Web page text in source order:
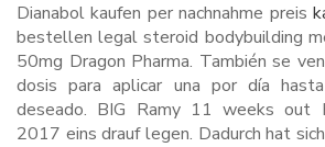
Dianabol kaufen per nachnahme preis
bestellen legal steroid bodybuilding
50mg Dragon Pharma. También se
dosis para aplicar una por día
deseado. BIG Ramy 11 weeks out
2017 eins drauf legen. Dadurch hat